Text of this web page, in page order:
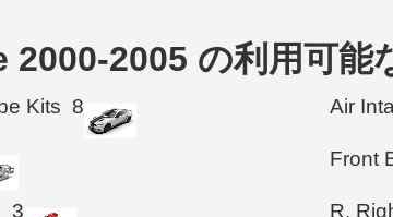
2005 の利用可能
Kits 8 Air
Front
3 R.